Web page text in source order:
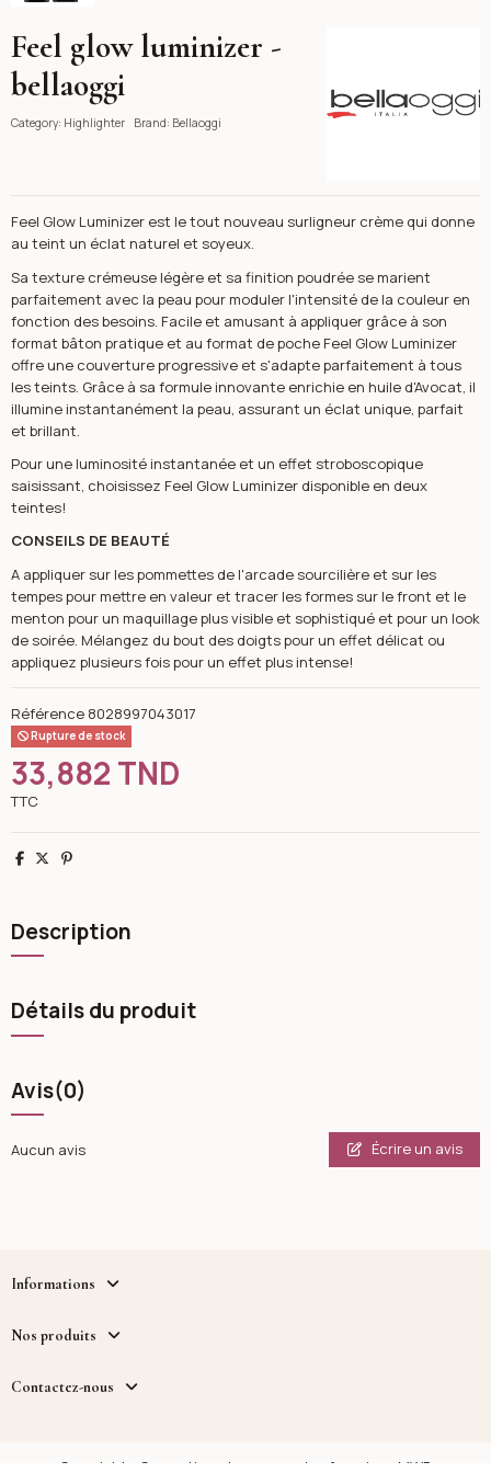
Feel glow luminizer -
bellaoggi
Category: Highlighter Brand: Bellaoggi
Feel Glow Luminizer est le tout nouveau surligneur crème qui donne
au teint un éclat naturel et soyeux.
Sa texture crémeuse légère et sa finition poudrée se marient
parfaitement avec la peau pour moduler l'intensité de la couleur en
fonction des besoins. Facile et amusant à appliquer grâce à son
format bâton pratique et au format de poche Feel Glow Luminizer
offre une couverture progressive et s'adapte parfaitement à tous
les teints. Grâce à sa formule innovante enrichie en huile d'Avocat, il
illumine instantanément la peau, assurant un éclat unique, parfait
et brillant.
Pour une luminosité instantanée et un effet stroboscopique
saisissant, choisissez Feel Glow Luminizer disponible en deux
teintes!
CONSEILS DE BEAUTÉ
A appliquer sur les pommettes de l'arcade sourcilière et sur les
tempes pour mettre en valeur et tracer les formes sur le front et le
menton pour un maquillage plus visible et sophistiqué et pour un look
de soirée. Mélangez du bout des doigts pour un effet délicat ou
appliquez plusieurs fois pour un effet plus intense!
Référence 8028997043017
Rupture de stock
33,882 TND
TTC
Partager
TweetPinterest
Description
Détails du produit
Avis(0)
Aucun avis Écrire un avis
Informations
Nos produits
Contactez-nous
Copyright - Cosmetique.tn - un service fourni par MWB